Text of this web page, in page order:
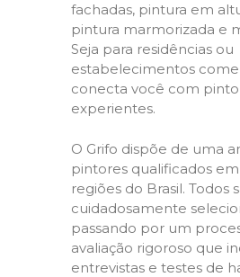
fachadas, pintura em
pintura marmorizada e
Seja para residências ou
estabelecimentos
conecta você com
experientes.
O Grifo dispõe de uma
pintores qualificados em
regiões do Brasil. Todos
cuidadosamente
passando por um
avaliação rigoroso que
entrevistas e testes de